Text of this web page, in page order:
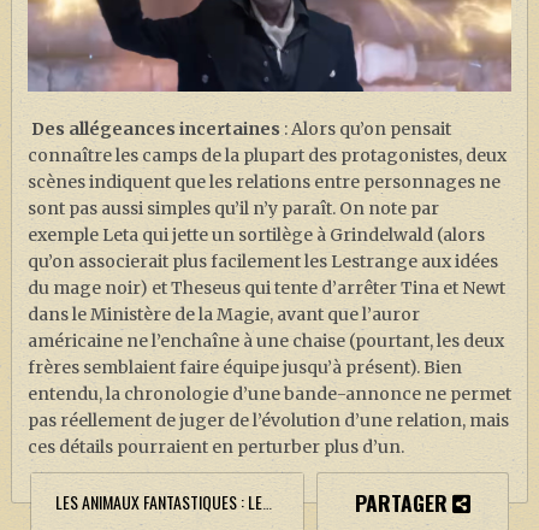
Des allégeances incertaines : Alors qu’on pensait
connaître les camps de la plupart des protagonistes, deux
scènes indiquent que les relations entre personnages ne
sont pas aussi simples qu’il n’y paraît. On note par
exemple Leta qui jette un sortilège à Grindelwald (alors
qu’on associerait plus facilement les Lestrange aux idées
du mage noir) et Theseus qui tente d’arrêter Tina et Newt
dans le Ministère de la Magie, avant que l’auror
américaine ne l’enchaîne à une chaise (pourtant, les deux
frères semblaient faire équipe jusqu’à présent). Bien
entendu, la chronologie d’une bande-annonce ne permet
pas réellement de juger de l’évolution d’une relation, mais
ces détails pourraient en perturber plus d’un.
LES ANIMAUX FANTASTIQUES : LES CRIMES DE GRINDELWALD PARTAGER